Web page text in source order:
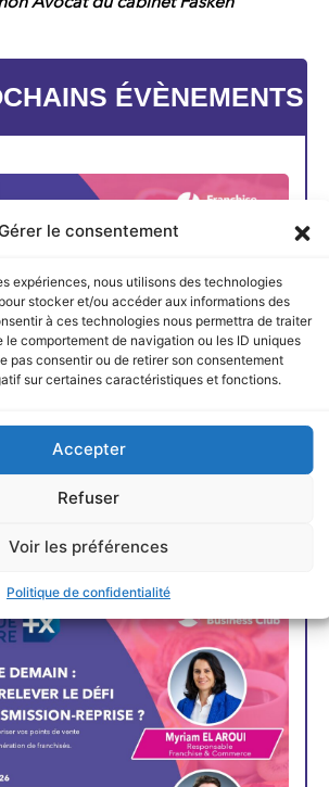
le consentement
expériences, nous utilisons des technologies
stocker et/ou accéder aux informations des
à ces technologies nous permettra de traiter
le comportement de navigation ou les ID uniques
pas consentir ou de retirer son consentement
sur certaines caractéristiques et fonctions.
Accepter
Refuser
Voir les préférences
Politique de confidentialité
ÉVÈNEMENTS
JE M'INSCRIS